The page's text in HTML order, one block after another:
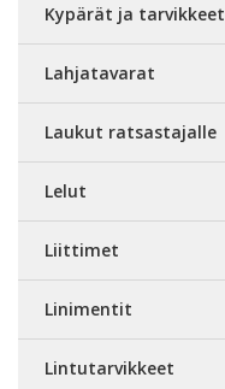
Kypärät ja tarvikkeet
Lahjatavarat
Laukut ratsastajalle
Lelut
Liittimet
Linimentit
Lintutarvikkeet